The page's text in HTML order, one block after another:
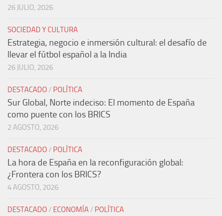
26 JULIO, 2026
SOCIEDAD Y CULTURA
Estrategia, negocio e inmersión cultural: el desafío de
llevar el fútbol español a la India
26 JULIO, 2026
DESTACADO / POLÍTICA
Sur Global, Norte indeciso: El momento de España
como puente con los BRICS
2 AGOSTO, 2026
DESTACADO / POLÍTICA
La hora de España en la reconfiguración global:
¿Frontera con los BRICS?
4 AGOSTO, 2026
DESTACADO / ECONOMÍA/ POLÍTICA